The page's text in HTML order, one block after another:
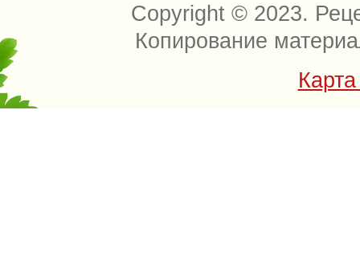
Copyright © 2023.
Копирование